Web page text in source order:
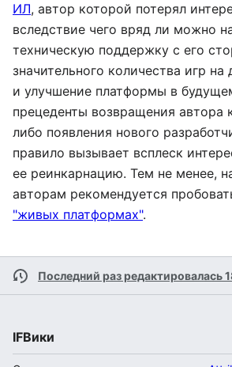
ИЛ, автор которой потерял
вследствие чего вряд ли можно
техническую поддержку с его
значительного количества игр
и улучшение платформы в
прецеденты возвращения автора
либо появления нового
правило вызывает всплеск
ее реинкарнацию. Тем не менее,
авторам рекомендуется
"живых платформах".
Последний раз редактировалась
IFВики